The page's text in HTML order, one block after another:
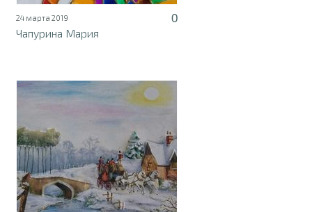
24 марта 2019
0
Чапурина Мария